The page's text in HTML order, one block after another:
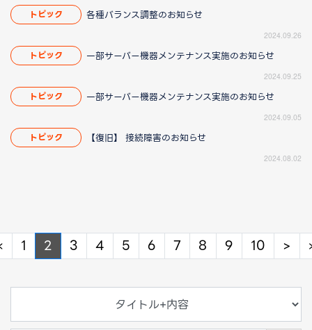
トピック 各種バランス調整のお知らせ
2024.09.26
トピック 一部サーバー機器メンテナンス実施のお知らせ
2024.09.25
トピック 一部サーバー機器メンテナンス実施のお知らせ
2024.09.05
トピック 【復旧】 接続障害のお知らせ
2024.08.02
Previous
1 2 3 4 5 6 7 8 9 10 >